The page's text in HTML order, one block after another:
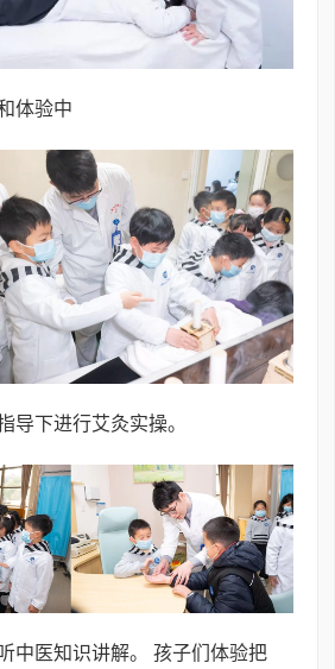
体验中
导下进行艾灸实操。
中医知识讲解。 孩子们体验把